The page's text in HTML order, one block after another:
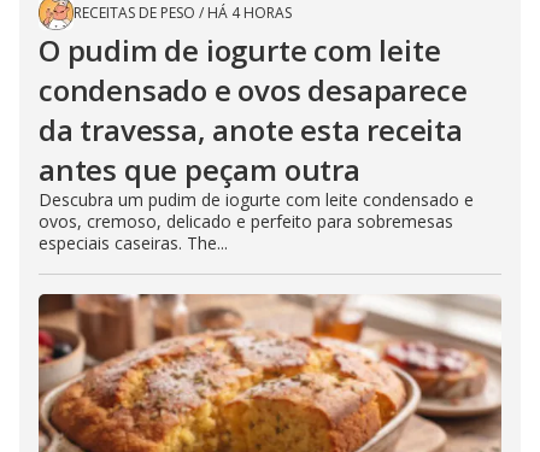
RECEITAS DE PESO / HÁ 4 HORAS
O pudim de iogurte com leite
condensado e ovos desaparece
da travessa, anote esta receita
antes que peçam outra
Descubra um pudim de iogurte com leite condensado e
ovos, cremoso, delicado e perfeito para sobremesas
especiais caseiras. The...